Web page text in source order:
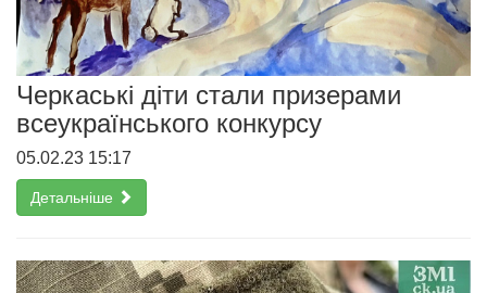
Черкаські діти стали призерами
всеукраїнського конкурсу
05.02.23 15:17
Детальніше